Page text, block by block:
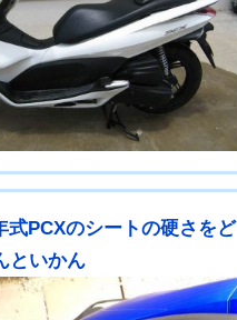
式PCXのシートの硬さをど
といかん